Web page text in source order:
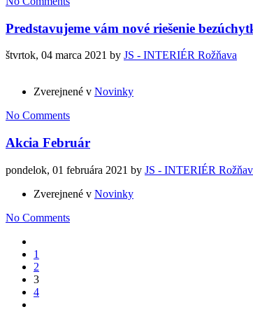
Predstavujeme vám nové riešenie
štvrtok, 04 marca 2021 by JS - INTERIÉR Rožňava
Zverejnené v Novinky
No Comments
Akcia Február
pondelok, 01 februára 2021 by JS - INTERIÉR
Zverejnené v Novinky
No Comments
1
2
3
4